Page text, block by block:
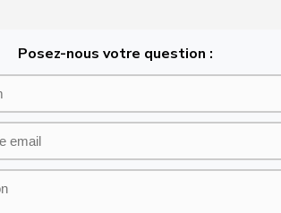
Posez-nous votre question :